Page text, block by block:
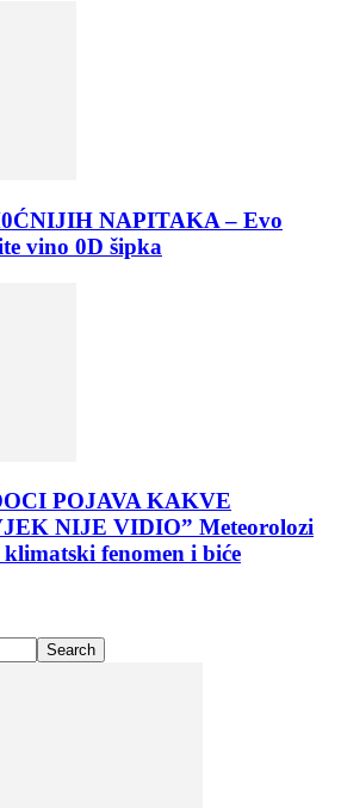
NAPITAKA – Evo
vino 0D šipka
POJAVA KAKVE
NIJE VIDIO” Meteorolozi
fenomen i biće
Search